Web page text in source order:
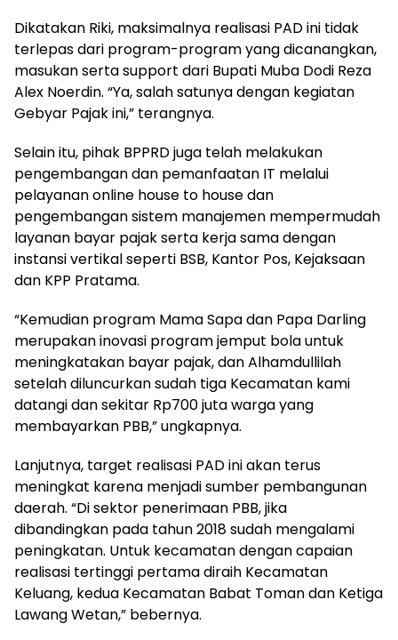
Dikatakan Riki, maksimalnya realisasi PAD ini tidak
terlepas dari program-program yang dicanangkan,
masukan serta support dari Bupati Muba Dodi Reza
Alex Noerdin. “Ya, salah satunya dengan kegiatan
Gebyar Pajak ini,” terangnya.
Selain itu, pihak BPPRD juga telah melakukan
pengembangan dan pemanfaatan IT melalui
pelayanan online house to house dan
pengembangan sistem manajemen mempermudah
layanan bayar pajak serta kerja sama dengan
instansi vertikal seperti BSB, Kantor Pos, Kejaksaan
dan KPP Pratama.
“Kemudian program Mama Sapa dan Papa Darling
merupakan inovasi program jemput bola untuk
meningkatakan bayar pajak, dan Alhamdullilah
setelah diluncurkan sudah tiga Kecamatan kami
datangi dan sekitar Rp700 juta warga yang
membayarkan PBB,” ungkapnya.
Lanjutnya, target realisasi PAD ini akan terus
meningkat karena menjadi sumber pembangunan
daerah. “Di sektor penerimaan PBB, jika
dibandingkan pada tahun 2018 sudah mengalami
peningkatan. Untuk kecamatan dengan capaian
realisasi tertinggi pertama diraih Kecamatan
Keluang, kedua Kecamatan Babat Toman dan Ketiga
Lawang Wetan,” bebernya.